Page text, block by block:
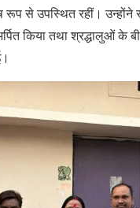
रूप से उपस्थित रहीं। उन्होंने
किया तथा श्रद्धालुओं के